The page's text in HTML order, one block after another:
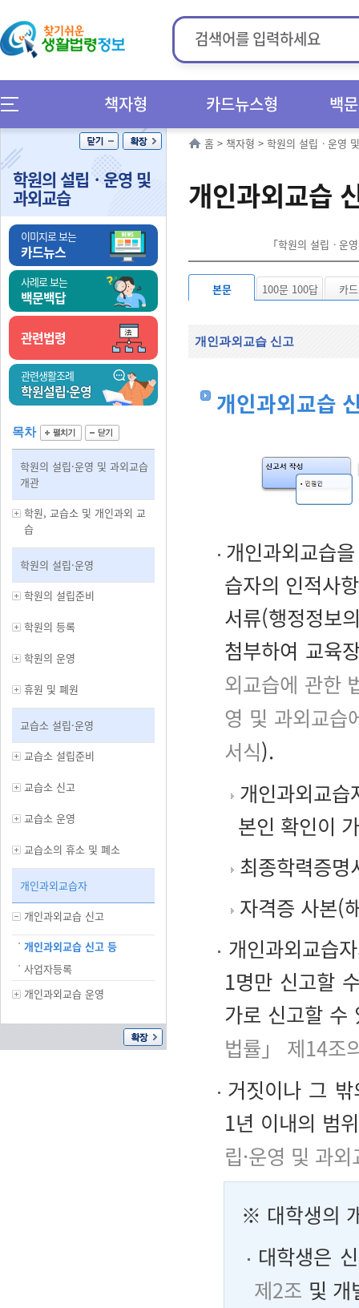
책자형 카드뉴스형 백
학원의 설립ㆍ운영 및
과외교습
이미지로 보는
카드뉴스
사례로 보는
백문백답
관련법령
관련생활조례
학원설립·운영
목차
학원의 설립·운영 및 과외교습
개관
학원, 교습소 및 개인과외 교
습
학원의 설립·운영
학원의 설립준비
학원의 등록
학원의 운영
휴원 및 폐원
교습소 설립·운영
교습소 설립준비
교습소 신고
교습소 운영
교습소의 휴소 및 폐소
개인과외교습자
개인과외교습 신고
개인과외교습 신고 등
사업자등록
개인과외교습 운영
홈 > 책자형 > 학원의 설립ㆍ운영
개인과외교습
「학원의 설립ㆍ운
본문 100문 100답 카
개인과외교습 신고
개인과외교습
개인과외교습
습자의 인적사
서류(행정정보
첨부하여 교육
외교습에 관한
영 및 과외교습
서식).
개인과외교
본인 확인이
최종학력증명
자격증 사본(
개인과외교습
1명만 신고할
가로 신고할 수
법률」 제14조
거짓이나 그
1년 이내의 범
립·운영 및 과
※ 대학생의
대학생은
제2조 및